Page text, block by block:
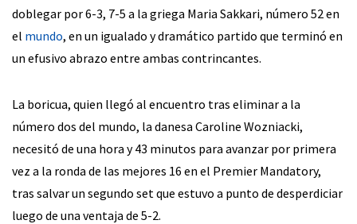
doblegar por 6-3, 7-5 a la griega Maria Sakkari, número 52 en
el mundo, en un igualado y dramático partido que terminó en
un efusivo abrazo entre ambas contrincantes.
La boricua, quien llegó al encuentro tras eliminar a la
número dos del mundo, la danesa Caroline Wozniacki,
necesitó de una hora y 43 minutos para avanzar por primera
vez a la ronda de las mejores 16 en el Premier Mandatory,
tras salvar un segundo set que estuvo a punto de desperdiciar
luego de una ventaja de 5-2.